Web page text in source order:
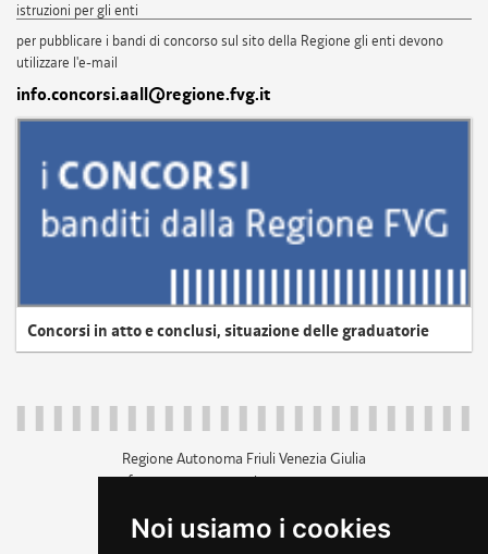
Noi usiamo i cookies
istruzioni per gli enti
per pubblicare i bandi di concorso sul sito della Regione gli enti devono
utilizzare l'e-mail
info.concorsi.aall@regione.fvg.it
Concorsi in atto e conclusi, situazione delle graduatorie
Regione Autonoma Friuli Venezia Giulia
c.f. 80014930327; p.iva 00526040324
+39 040 3771111